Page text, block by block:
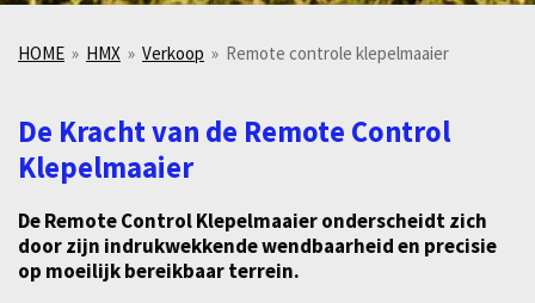
HOME » HMX » Verkoop » Remote controle klepelmaaier
De Kracht van de Remote Control
Klepelmaaier
DeRemote Control Klepelmaaieronderscheidt zich
door zijn indrukwekkende wendbaarheid en precisie
op moeilijk bereikbaar terrein.